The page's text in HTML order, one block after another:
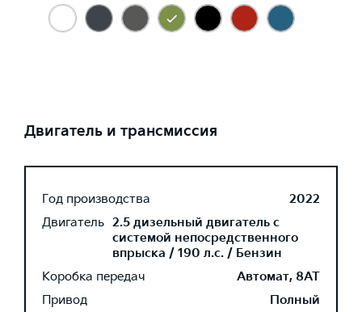
Двигатель и трансмиссия
Год производства
2022
Двигатель 2.5 дизельный двигатель с
системой непосредственного
впрыска / 190 л.с. / Бензин
Коробка передач
Автомат, 8AT
Привод
Полный